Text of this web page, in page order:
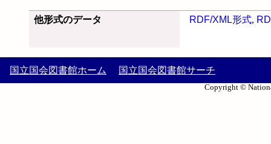
他形式のデータ RDF/XML形式,
国立国会図書館ホーム 国立国会図書館サーチ
Copyright ©